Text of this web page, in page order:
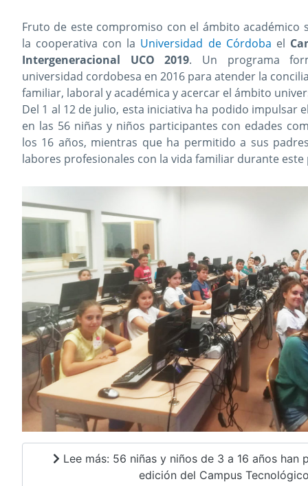
Fruto de este compromiso con el ámbito académico
la cooperativa con la Universidad de Córdoba el
Intergeneracional UCO 2019. Un programa
universidad cordobesa en 2016 para atender la
familiar, laboral y académica y acercar el ámbito
Del 1 al 12 de julio, esta iniciativa ha podido impulsar
en las 56 niñas y niños participantes con edades
los 16 años, mientras que ha permitido a sus
labores profesionales con la vida familiar durante
Lee más: 56 niñas y niños de 3 a 16 años han
edición del Campus